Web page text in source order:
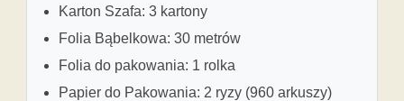
Karton Szafa: 3 kartony
Folia Bąbelkowa: 30 metrów
Folia do pakowania: 1 rolka
Papier do Pakowania: 2 ryzy (960 arkuszy)